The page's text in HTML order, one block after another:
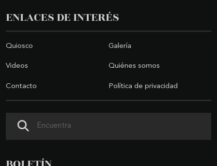
ENLACES DE INTERÉS
Quiosco Galería
Videos Quiénes somos
Contacto Política de privacidad